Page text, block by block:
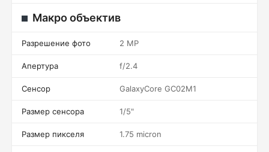
Макро объектив
Разрешение фото 2 MP
Апертура f/2.4
Сенсор GalaxyCore GC02M1
Размер сенсора 1/5"
Размер пикселя 1.75 micron